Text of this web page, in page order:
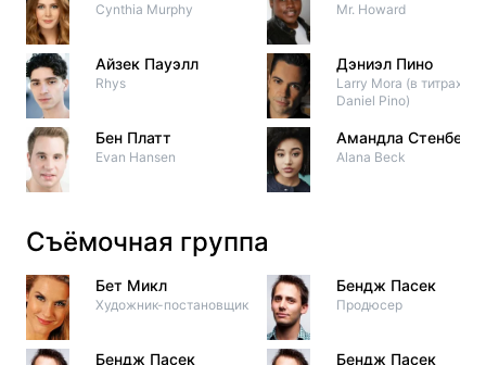
Cynthia Murphy
Айзек Пауэлл
Rhys
Бен Платт
Evan Hansen
Mr. Howard
Дэниэл Пино
Larry Mora (в титрах:
Daniel Pino)
Амандла Стенберг
Alana Beck
Съёмочная группа
Бет Микл
Художник-постановщик
Бендж Пасек
Бендж Пасек
Продюсер
Бендж Пасек